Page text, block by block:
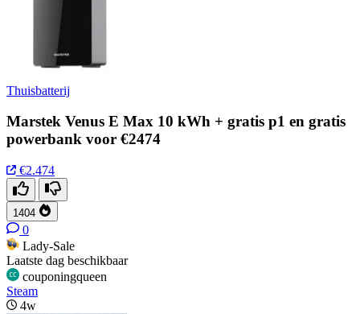
Thuisbatterij
Marstek Venus E Max 10 kWh + gratis p1 en gratis
powerbank voor €2474
€2.474
1404
0
Lady-Sale
Laatste dag beschikbaar
couponingqueen
Steam
4w